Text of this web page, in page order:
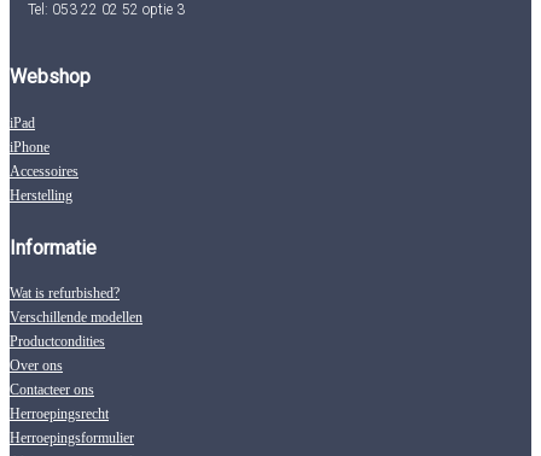
Tel: 053 22 02 52 optie 3
Webshop
iPad
iPhone
Accessoires
Herstelling
Informatie
Wat is refurbished?
Verschillende modellen
Productcondities
Over ons
Contacteer ons
Herroepingsrecht
Herroepingsformulier